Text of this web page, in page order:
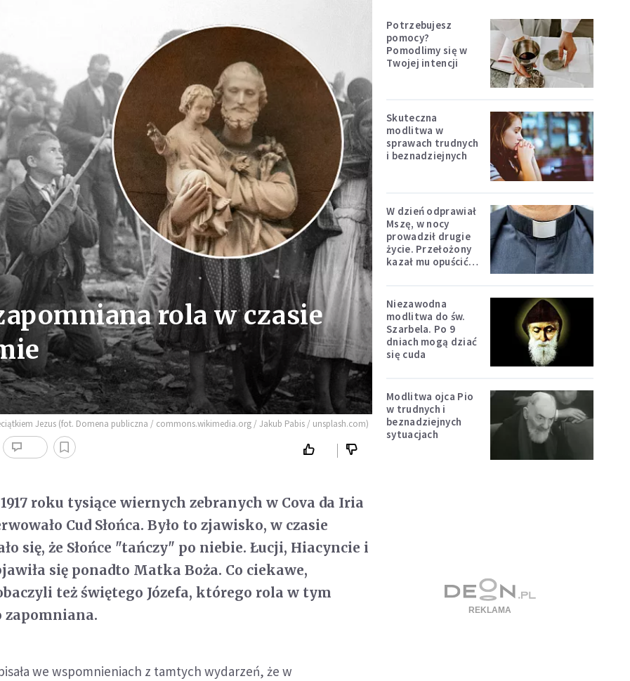
rola w czasie
Jezus (fot. Domena publiczna / commons.wikimedia.org / Jakub Pabis / unsplash.com)
roku tysiące wiernych zebranych w Cova da Iria
Cud Słońca. Było to zjawisko, w czasie
się, że Słońce "tańczy" po niebie. Łucji, Hiacyncie i
się ponadto Matka Boża. Co ciekawe,
też świętego Józefa, którego rola w tym
zapomniana.
we wspomnieniach z tamtych wydarzeń, że w
Potrzebujesz
pomocy?
Pomodlimy się w
Twojej intencji
Skuteczna
modlitwa w
sprawach trudnych
i beznadziejnych
W dzień odprawiał
Mszę, w nocy
prowadził drugie
życie. Przełożony
kazał mu opuścić
Niezawodna
modlitwa do św.
Szarbela. Po 9
dniach mogą dziać
się cuda
Modlitwa ojca Pio
w trudnych i
beznadziejnych
sytuacjach